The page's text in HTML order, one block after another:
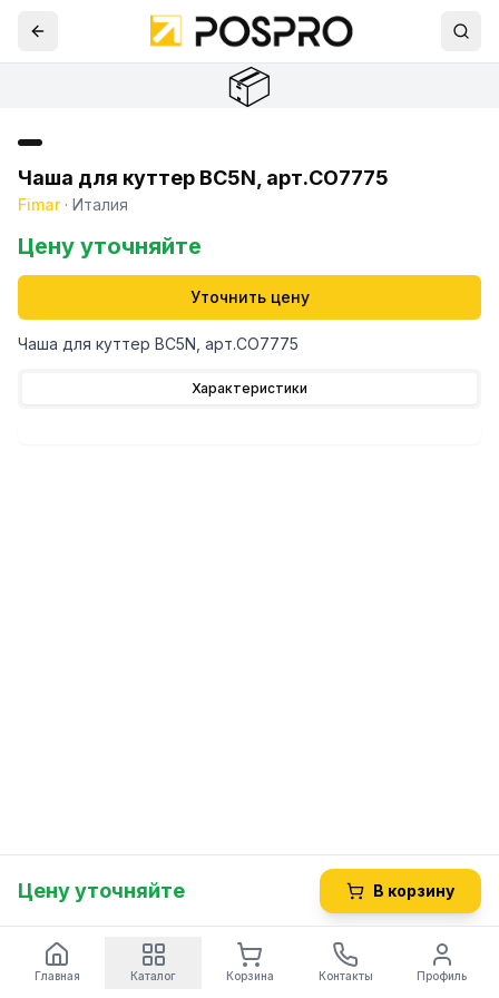
📦
Чаша для куттер BC5N, арт.CO7775
Fimar· Италия
Цену уточняйте
Уточнить цену
Чаша для куттер BC5N, арт.CO7775
Характеристики
Цену уточняйте В корзину
Главная Каталог Корзина Контакты Профиль